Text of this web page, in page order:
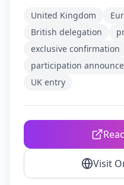
United Kingdom
British delegation
exclusive confirmation
participation
UK entry
Visit